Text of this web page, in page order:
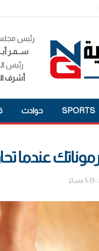
رئيس مجلس
ســمـر
رئيس
أشرف
SPORTS حوادث